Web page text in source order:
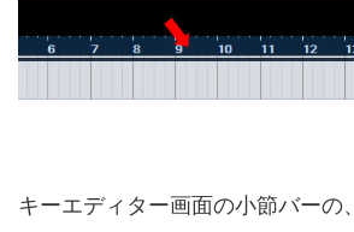
キーエディター画面の小節バーの、